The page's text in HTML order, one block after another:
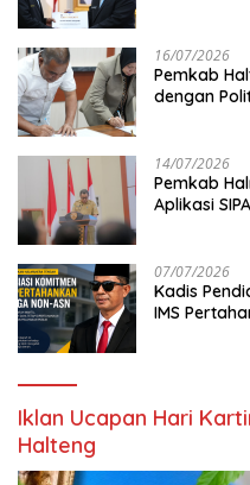
16/07/2026
Pemkab
dengan
14/07/2026
Pemkab
Aplikasi
07/07/2026
Kadis
IMS
Iklan Ucapan Hari
Halteng